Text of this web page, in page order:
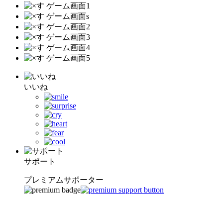
いいね
サポート
プレミアムサポーター